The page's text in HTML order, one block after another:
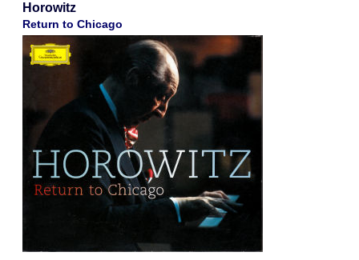
Horowitz
Return to Chicago